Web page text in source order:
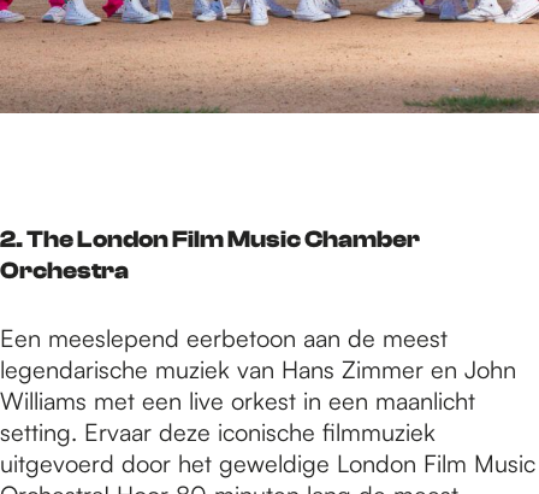
2. The London Film Music Chamber
Orchestra
Een meeslepend eerbetoon aan de meest
legendarische muziek van Hans Zimmer en John
Williams met een live orkest in een maanlicht
setting. Ervaar deze iconische filmmuziek
uitgevoerd door het geweldige London Film Music